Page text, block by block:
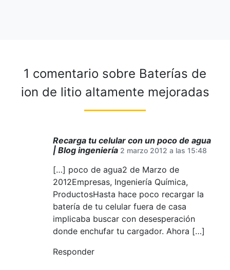
1 comentario sobre Baterías de
ion de litio altamente mejoradas
Recarga tu celular con un poco de agua
| Blog ingeniería 2 marzo 2012 a las 15:48
[…] poco de agua2 de Marzo de
2012Empresas, Ingeniería Química,
ProductosHasta hace poco recargar la
batería de tu celular fuera de casa
implicaba buscar con desesperación
donde enchufar tu cargador. Ahora […]
Responder